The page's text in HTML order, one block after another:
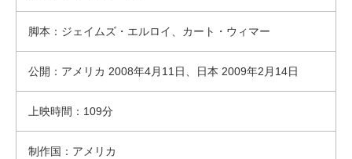
脚本：ジェイムズ・エルロイ、カート・ウィマー
公開：アメリカ 2008年4月11日、日本 2009年2月14日
上映時間：109分
制作国：アメリカ